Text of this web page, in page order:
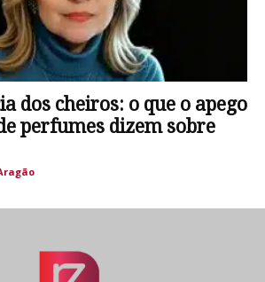
dos cheiros: o que o apego
perfumes dizem sobre